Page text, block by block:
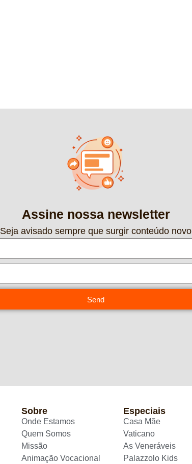
Assine nossa newsletter
Seja avisado sempre que surgir conteúdo novo
Send
Sobre
Onde Estamos
Quem Somos
Missão
Animação Vocacional
Especiais
Casa Mãe
Vaticano
As Veneráveis
Palazzolo Kids